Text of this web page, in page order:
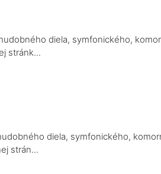
diela, symfonického,
stránk...
diela, symfonického,
strán...